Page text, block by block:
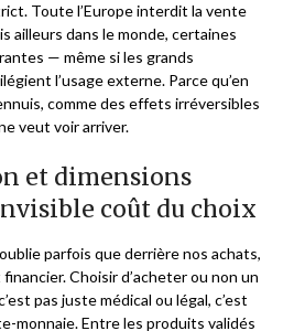
Toute l’Europe interdit la vente
ailleurs dans le monde, certaines
— même si les grands
l’usage externe. Parce qu’en
comme des effets irréversibles
veut voir arriver.
et dimensions
coût du choix
parfois que derrière nos achats,
Choisir d’acheter ou non un
pas juste médical ou légal, c’est
monnaie. Entre les produits validés